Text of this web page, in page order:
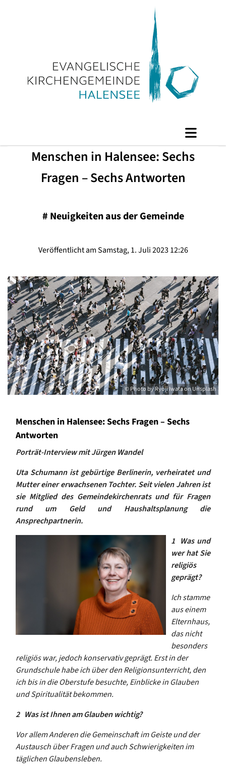
Menschen in Halensee: Sechs
Fragen – Sechs Antworten
# Neuigkeiten aus der Gemeinde
Veröffentlicht am Samstag, 1. Juli 2023 12:26
© Photo by Ryoji Iwata on Unsplash
Menschen in Halensee: Sechs Fragen – Sechs
Antworten
Porträt-Interview mit Jürgen Wandel
Uta Schumann ist gebürtige Berlinerin, verheiratet und
Mutter einer erwachsenen Tochter. Seit vielen Jahren ist
sie Mitglied des Gemeindekirchenrats und für Fragen
rund um Geld und Haushaltsplanung die
Ansprechpartnerin.
1 Was und
wer hat Sie
religiös
geprägt?
Ich stamme
aus einem
Elternhaus,
das nicht
besonders
religiös war, jedoch konservativ geprägt. Erst in der
Grundschule habe ich über den Religionsunterricht, den
ich bis in die Oberstufe besuchte, Einblicke in Glauben
und Spiritualität bekommen.
2 Was ist Ihnen am Glauben wichtig?
Vor allem Anderen die Gemeinschaft im Geiste und der
Austausch über Fragen und auch Schwierigkeiten im
täglichen Glaubensleben.